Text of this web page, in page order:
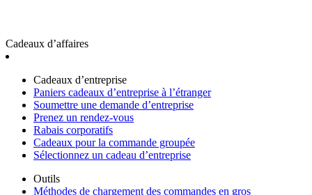
Cadeaux d’affaires
Cadeaux d’entreprise
Paniers cadeaux d’entreprise à l’étranger
Soumettre une demande d’entreprise
Prenez un rendez-vous
Rabais corporatifs
Cadeaux pour la commande groupée
Sélectionnez un cadeau d’entreprise
Outils
Méthodes de chargement des commandes en gros